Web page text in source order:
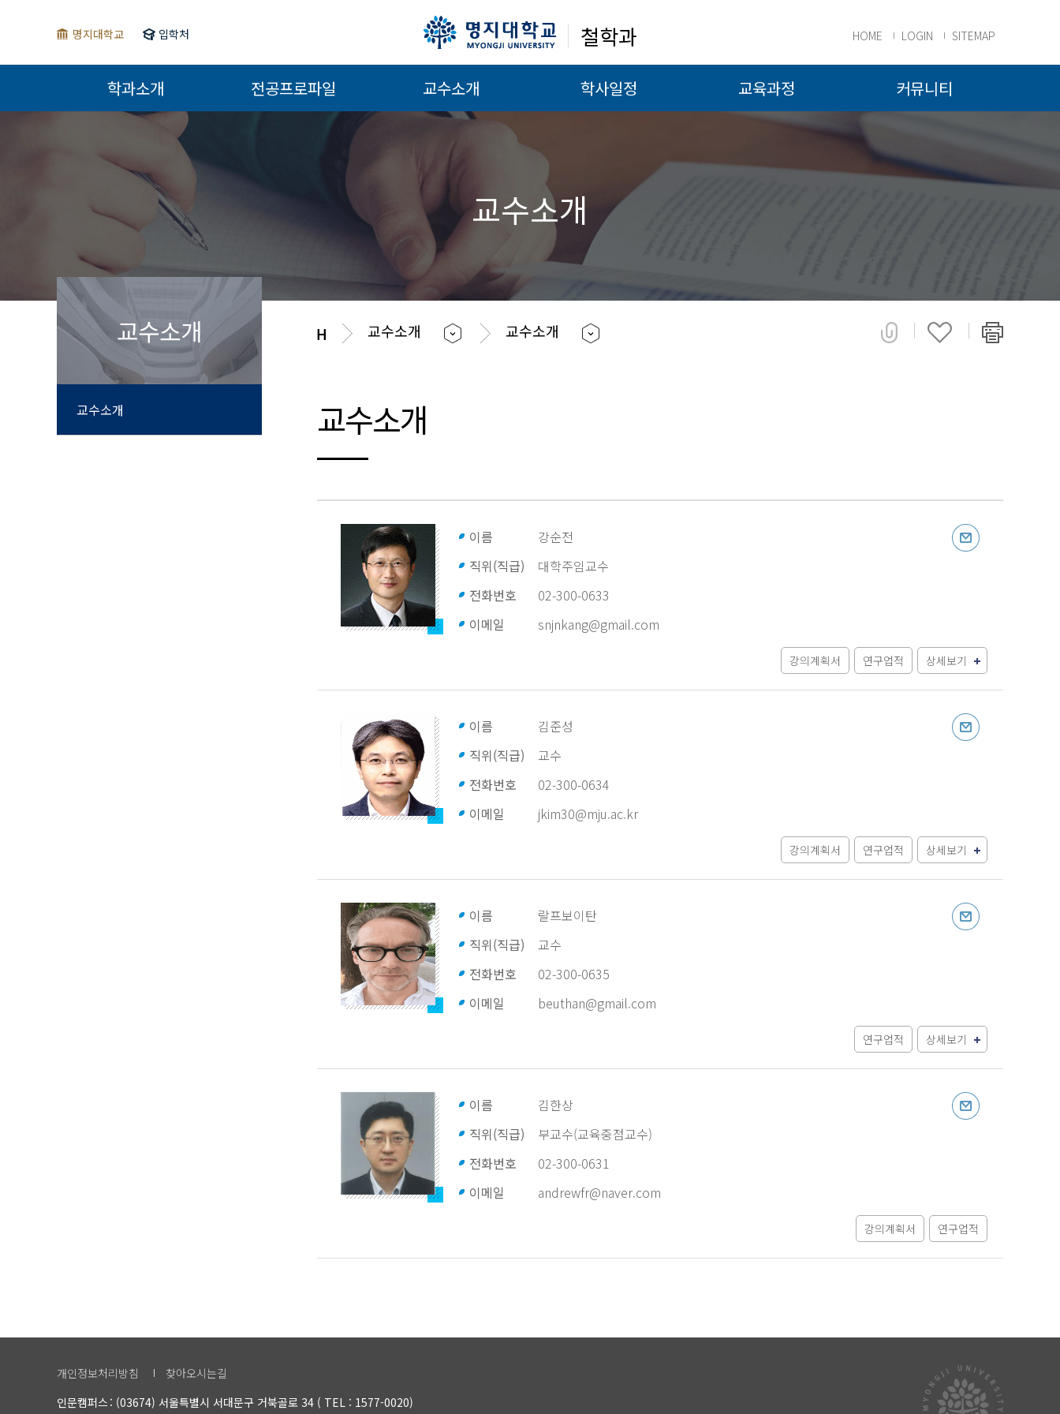
명지대학교 입학처 철학과 HOME LOGIN SITEMAP
학과소개 전공프로파일 교수소개 학사일정 교육과정 커뮤니티
교수소개
교수소개
교수소개
교수소개 교수소개
교수소개
이름
강순전
직위(직급)
대학주임교수
전화번호
02-300-0633
이메일
snjnkang@gmail.com
강의계획서 연구업적 상세보기
이름
김준성
직위(직급)
교수
전화번호
02-300-0634
이메일
jkim30@mju.ac.kr
강의계획서 연구업적 상세보기
이름
랄프보이탄
직위(직급)
교수
전화번호
02-300-0635
이메일
beuthan@gmail.com
연구업적 상세보기
이름
김한상
직위(직급)
부교수(교육중점교수)
전화번호
02-300-0631
이메일
andrewfr@naver.com
강의계획서 연구업적
개인정보처리방침
찾아오시는길
인문캠퍼스 (03674) 서울특별시 서대문구 거북골로 34 ( TEL : 1577-0020)